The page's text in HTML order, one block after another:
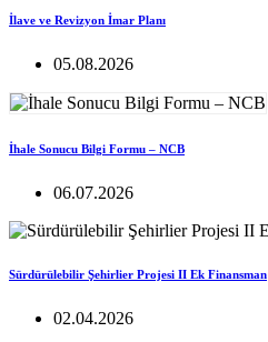
İlave ve Revizyon İmar Planı
05.08.2026
İhale Sonucu Bilgi Formu – NCB
06.07.2026
Sürdürülebilir Şehirlier Projesi II Ek Finansman
02.04.2026